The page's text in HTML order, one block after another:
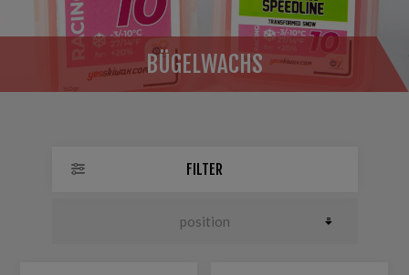
BÜGELWACHS
FILTER